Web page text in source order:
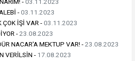
-03.11.2023
-03.11.2023
ÇOK İŞİ VAR -03.11.2023
-23.08.2023
NACAR'A MEKTUP VAR! -23.08.2023
VERİLSİN - 17.08.2023